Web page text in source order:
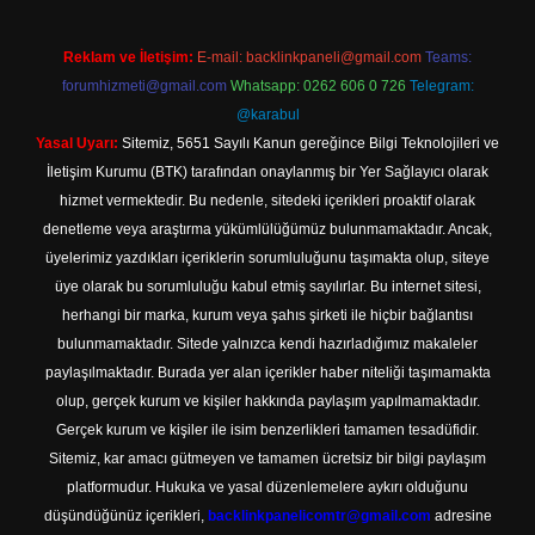
Reklam ve İletişim: E-mail: backlinkpaneli@gmail.com Teams:
forumhizmeti@gmail.com Whatsapp: 0262 606 0 726 Telegram:
@karabul
Yasal Uyarı: Sitemiz, 5651 Sayılı Kanun gereğince Bilgi Teknolojileri ve
İletişim Kurumu (BTK) tarafından onaylanmış bir Yer Sağlayıcı olarak
hizmet vermektedir. Bu nedenle, sitedeki içerikleri proaktif olarak
denetleme veya araştırma yükümlülüğümüz bulunmamaktadır. Ancak,
üyelerimiz yazdıkları içeriklerin sorumluluğunu taşımakta olup, siteye
üye olarak bu sorumluluğu kabul etmiş sayılırlar. Bu internet sitesi,
herhangi bir marka, kurum veya şahıs şirketi ile hiçbir bağlantısı
bulunmamaktadır. Sitede yalnızca kendi hazırladığımız makaleler
paylaşılmaktadır. Burada yer alan içerikler haber niteliği taşımamakta
olup, gerçek kurum ve kişiler hakkında paylaşım yapılmamaktadır.
Gerçek kurum ve kişiler ile isim benzerlikleri tamamen tesadüfidir.
Sitemiz, kar amacı gütmeyen ve tamamen ücretsiz bir bilgi paylaşım
platformudur. Hukuka ve yasal düzenlemelere aykırı olduğunu
düşündüğünüz içerikleri, backlinkpanelicomtr@gmail.com adresine